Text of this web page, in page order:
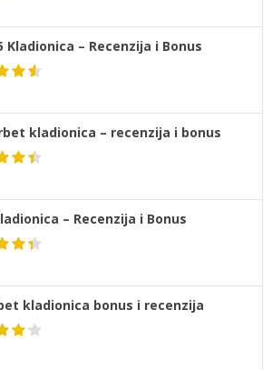
Kladionica – Recenzija i Bonus
kladionica – recenzija i bonus
– Recenzija i Bonus
kladionica bonus i recenzija